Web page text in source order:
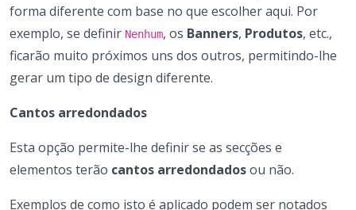
forma diferente com base no que escolher aqui. Por
exemplo, se definir Nenhum, os Banners, Produtos, etc.,
ficarão muito próximos uns dos outros, permitindo-lhe
gerar um tipo de design diferente.
Cantos arredondados
Esta opção permite-lhe definir se as secções e
elementos terão cantos arredondadosou não.
Exemplos de como isto é aplicado podem ser notados